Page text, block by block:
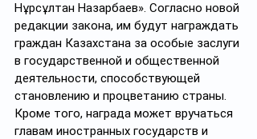
Нұрсұлтан Назарбаев». Согласно новой
редакции закона, им будут награждать
граждан Казахстана за особые заслуги
в государственной и общественной
деятельности, способствующей
становлению и процветанию страны.
Кроме того, награда может вручаться
главам иностранных государств и